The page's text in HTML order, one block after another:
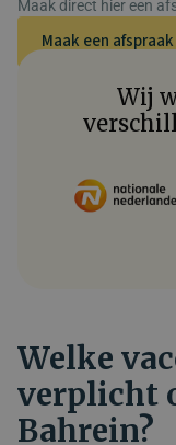
Maak direct hier een
Maak een afspraak
Wij
Welke
verplicht
Bahrein?